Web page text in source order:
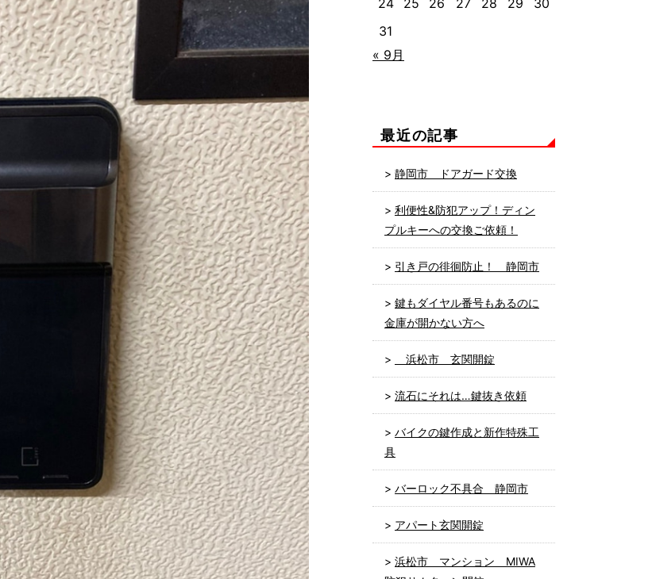
24
25 26 27 28 29
30
31
« 9月
最近の記事
静岡市 ドアガード交換
利便性&防犯アップ！ディン
プルキーへの交換ご依頼！
引き戸の徘徊防止！ 静岡市
鍵もダイヤル番号もあるのに
金庫が開かない方へ
浜松市 玄関開錠
流石にそれは…鍵抜き依頼
バイクの鍵作成と新作特殊工
具
バーロック不具合 静岡市
アパート玄関開錠
浜松市 マンション MIWA